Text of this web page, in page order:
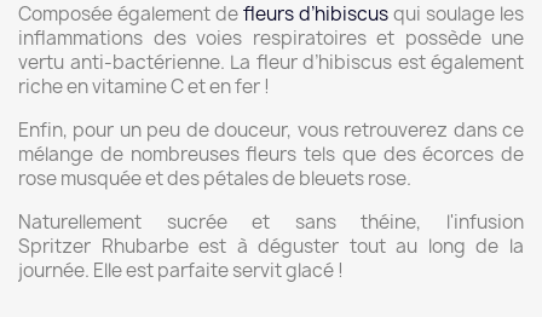
Composée également defleurs d’hibiscusqui soulage les
inflammations des voies respiratoires et possède une
vertu anti-bactérienne. La fleur d’hibiscus est également
riche en vitamine C et en fer !
Enfin, pour un peu de douceur, vous retrouverez dans ce
mélange de nombreuses fleurs tels que des écorces de
rose musquée et des pétales de bleuets rose.
Naturellement sucrée et sans théine, l'infusion
Spritzer Rhubarbe est à déguster tout au long de la
journée. Elle est parfaite servit glacé !